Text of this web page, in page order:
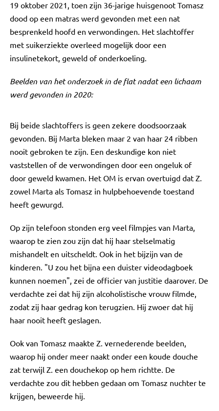
19 oktober 2021, toen zijn 36-jarige huisgenoot Tomasz
dood op een matras werd gevonden met een nat
besprenkeld hoofd en verwondingen. Het slachtoffer
met suikerziekte overleed mogelijk door een
insulinetekort, geweld of onderkoeling.
Beelden van het onderzoek in de flat nadat een lichaam
werd gevonden in 2020:
Bij beide slachtoffers is geen zekere doodsoorzaak
gevonden. Bij Marta bleken maar 2 van haar 24 ribben
nooit gebroken te zijn. Een deskundige kon niet
vaststellen of de verwondingen door een ongeluk of
door geweld kwamen. Het OM is ervan overtuigd dat Z.
zowel Marta als Tomasz in hulpbehoevende toestand
heeft gewurgd.
Op zijn telefoon stonden erg veel filmpjes van Marta,
waarop te zien zou zijn dat hij haar stelselmatig
mishandelt en uitscheldt. Ook in het bijzijn van de
kinderen. "U zou het bijna een duister videodagboek
kunnen noemen", zei de officier van justitie daarover. De
verdachte zei dat hij zijn alcoholistische vrouw filmde,
zodat zij haar gedrag kon terugzien. Hij zwoer dat hij
haar nooit heeft geslagen.
Ook van Tomasz maakte Z. vernederende beelden,
waarop hij onder meer naakt onder een koude douche
zat terwijl Z. een douchekop op hem richtte. De
verdachte zou dit hebben gedaan om Tomasz nuchter te
krijgen, beweerde hij.